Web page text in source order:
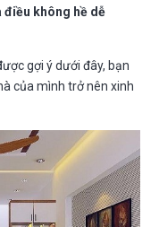
không hề dễ
gợi ý dưới đây, bạn
của mình trở nên xinh